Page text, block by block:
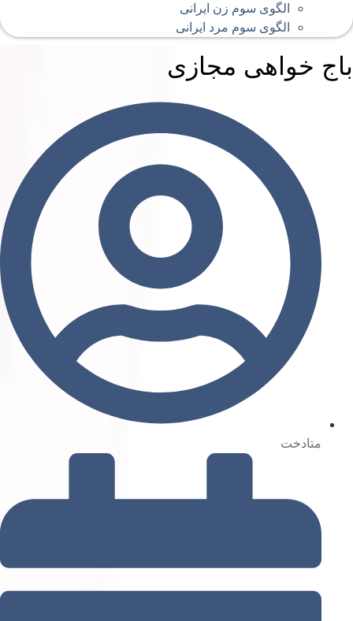
الگوی سوم زن ایرانی
الگوی سوم مرد ایرانی
خواهی مجازی
متادخت